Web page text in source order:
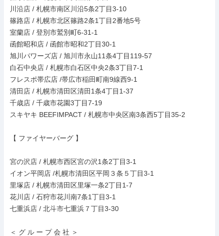
川沿店 / 札幌市南区川沿5条2丁目3-10
篠路店 / 札幌市北区篠路2条1丁目2番地5号
室蘭店 / 登別市鷲別町6-31-1
函館昭和店 / 函館市昭和2丁目30-1
旭川パワーズ店 / 旭川市永山11条4丁目119-57
白石中央店 / 札幌市白石区中央2条3丁目7-1
フレスポ帯広店 /帯広市稲田町南9線西9-1
清田店 / 札幌市清田区清田1条4丁目1-37
千歳店 / 千歳市花園3丁目7-19
スキヤキ BEEFIMPACT / 札幌市中央区南3条西5丁目35-2
【 ファイヤーバーグ 】
宮の沢店 / 札幌市西区宮の沢1条2丁目3-1
イオン平岡店 /札幌市清田区平岡３条５丁目3-1
里塚店 / 札幌市清田区里塚一条2丁目1-7
花川店 / 石狩市花川南7条1丁目3-1
七重浜店 / 北斗市七重浜７丁目3-30
＜ グ ル ー プ 会 社 ＞